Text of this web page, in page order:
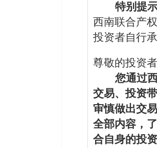
特别提示
西南联合产
投资者自行承
尊敬的投资者
您通过
交易、投资
审慎做出交
全部内容，
合自身的投